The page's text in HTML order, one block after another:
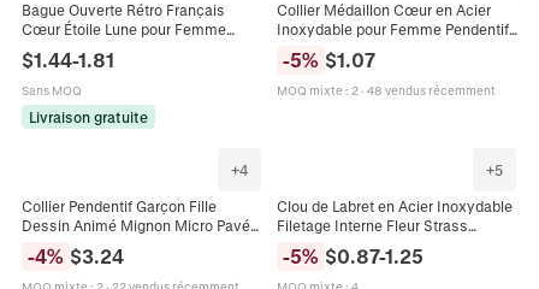
Bague Ouverte Rétro Français
Cœur Étoile Lune pour Femme
Réglable en Cuivre Plaqué Or
Chaîne Géométrique Bijoux de
Mode
$1.44-1.81
Sans MOQ
Livraison gratuite
Collier Médaillon Cœur en Acier
Inoxydable pour Femme Pendentif
Pierre de Naissance Strass
Ouvrable Bijoux Commémoratifs
Miroir Poli
-5% $1.07
MOQ mixte: 2· 48 vendus récemment
+4
Collier Pendentif Garçon Fille
Dessin Animé Mignon Micro Pavé
Zirconia Bijoux Chaîne En Cuivre
Pour Femmes Enfants Collier
Charme Personnage
-4% $3.24
+5
Clou de Labret en Acier Inoxydable
Filetage Interne Fleur Strass
Piercing Lèvre Medusa Boucle
d'Oreille Bijoux Homme Femme
-5% $0.87-1.25